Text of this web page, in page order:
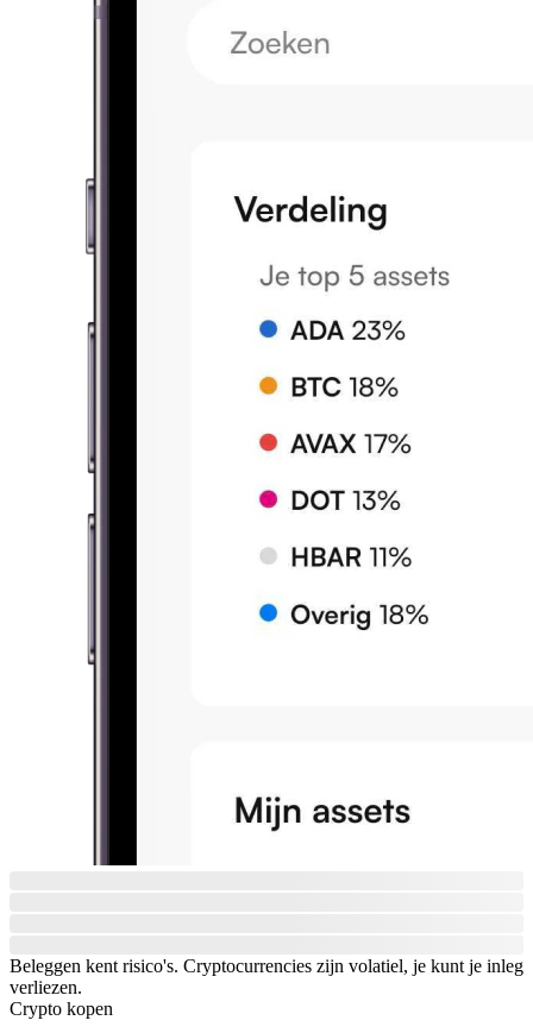
Beleggen kent risico's. Cryptocurrencies zijn volatiel, je kunt je inleg
verliezen.
Crypto kopen